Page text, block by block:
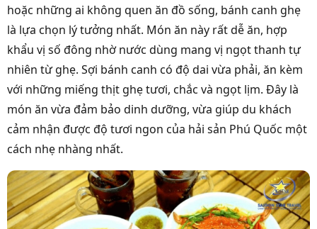
hoặc những ai không quen ăn đồ sống, bánh canh ghẹ
là lựa chọn lý tưởng nhất. Món ăn này rất dễ ăn, hợp
khẩu vị số đông nhờ nước dùng mang vị ngọt thanh tự
nhiên từ ghẹ. Sợi bánh canh có độ dai vừa phải, ăn kèm
với những miếng thịt ghẹ tươi, chắc và ngọt lịm. Đây là
món ăn vừa đảm bảo dinh dưỡng, vừa giúp du khách
cảm nhận được độ tươi ngon của hải sản Phú Quốc một
cách nhẹ nhàng nhất.